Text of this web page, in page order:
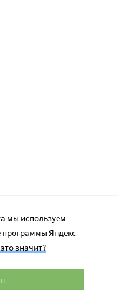
мы используем
программы Яндекс
значит?